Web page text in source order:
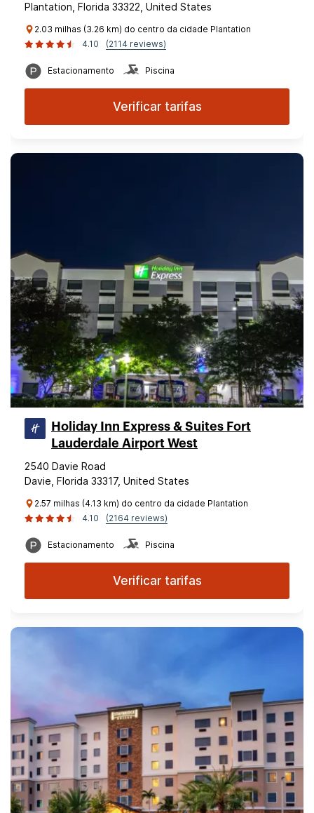
Plantation, Florida 33322, United States
2.03 milhas (3.26 km) do centro da cidade Plantation
4.10
(2114 reviews)
Estacionamento Piscina
Verificar tarifas
Holiday Inn Express & Suites Fort
Lauderdale Airport West
2540 Davie Road
Davie, Florida 33317, United States
2.57 milhas (4.13 km) do centro da cidade Plantation
4.10
(2164 reviews)
Estacionamento Piscina
Verificar tarifas